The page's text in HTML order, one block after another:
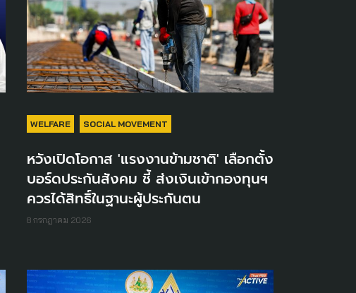
WELFARE SOCIAL MOVEMENT
หวังเปิดโอกาส 'แรงงานข้ามชาติ' เลือกตั้ง
บอร์ดประกันสังคม ชี้ ส่งเงินเข้ากองทุนฯ
ควรได้สิทธิ์ในฐานะผู้ประกันตน
8 กรกฎาคม 2026